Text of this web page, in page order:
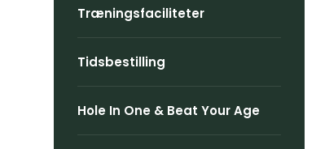
Træningsfaciliteter
Tidsbestilling
Hole In One & Beat Your Age